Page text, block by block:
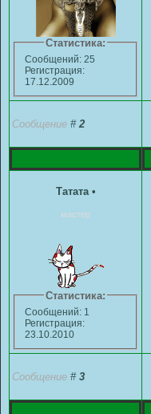
Статистика:
Сообщений: 25
Регистрация:
17.12.2009
Сообщение # 2
Татата •
мастер
Статистика:
Сообщений: 1
Регистрация:
23.10.2010
Сообщение # 3